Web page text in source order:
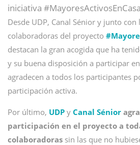
iniciativa #MayoresActivosEnCasa
Desde UDP, Canal Sénior y junto con
colaboradoras del proyecto
destacan la gran acogida que ha
y su buena disposición a participar
agradecen a todos los participantes
participación activa.
Por último, UDP y Canal Sénior
participación en el proyecto a
colaboradoras sin las que no